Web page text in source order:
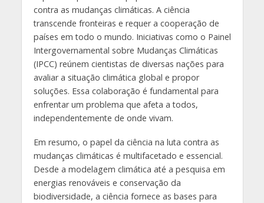
contra as mudanças climáticas. A ciência
transcende fronteiras e requer a cooperação de
países em todo o mundo. Iniciativas como o Painel
Intergovernamental sobre Mudanças Climáticas
(IPCC) reúnem cientistas de diversas nações para
avaliar a situação climática global e propor
soluções. Essa colaboração é fundamental para
enfrentar um problema que afeta a todos,
independentemente de onde vivam.
Em resumo, o papel da ciência na luta contra as
mudanças climáticas é multifacetado e essencial.
Desde a modelagem climática até a pesquisa em
energias renováveis e conservação da
biodiversidade, a ciência fornece as bases para